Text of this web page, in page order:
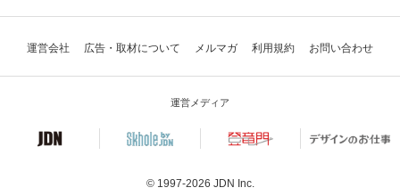
運営会社 広告・取材について メルマガ 利用規約 お問い合わせ
運営メディア
© 1997-2026 JDN Inc.